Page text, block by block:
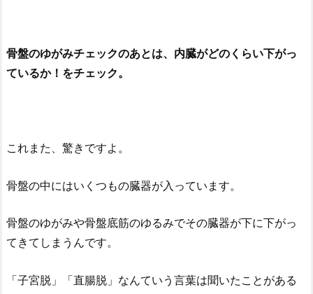
骨盤のゆがみチェックのあとは、内臓がどのくらい下がっ
ているか！をチェック。
これまた、驚きですよ。
骨盤の中にはいくつもの臓器が入っています。
骨盤のゆがみや骨盤底筋のゆるみでその臓器が下に下がっ
てきてしまうんです。
「子宮脱」「直腸脱」なんていう言葉は聞いたことがある